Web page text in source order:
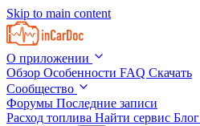
Skip to main content
О приложении
Обзор Особенности FAQ Скачать
Сообщество
Форумы Последние записи
Расход топлива Найти сервис Блог